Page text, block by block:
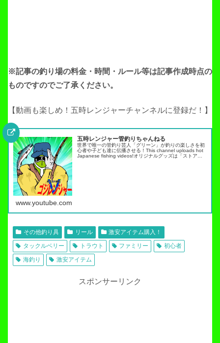
※記事の釣り場の料金・時間・ルール等は記事作成時点の
ものですのでご了承ください。
【動画も楽しめ！五時レンジャーチャンネルに登録だ！】
五時レンジャー管釣りちゃんねる
世界で唯一の管釣り芸人「グリーン」が釣りの楽しさを初
心者や子ども達に伝播させる！This channel uploads hot
Japanese fishing videos!オリジナルグッズは「ストア」
www.youtube.com
その他釣り具 リール
激安アイテム購入！
タックルベリー
トラウト ファミリー
初心者
海釣り
激安アイテム
スポンサーリンク